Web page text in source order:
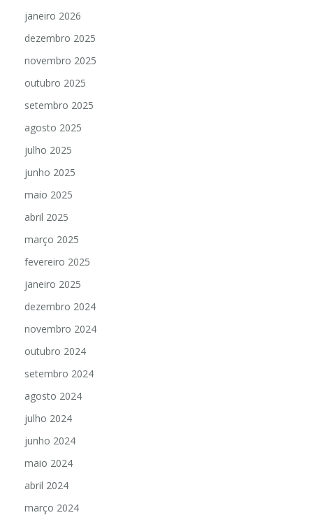
janeiro 2026
dezembro 2025
novembro 2025
outubro 2025
setembro 2025
agosto 2025
julho 2025
junho 2025
maio 2025
abril 2025
março 2025
fevereiro 2025
janeiro 2025
dezembro 2024
novembro 2024
outubro 2024
setembro 2024
agosto 2024
julho 2024
junho 2024
maio 2024
abril 2024
março 2024